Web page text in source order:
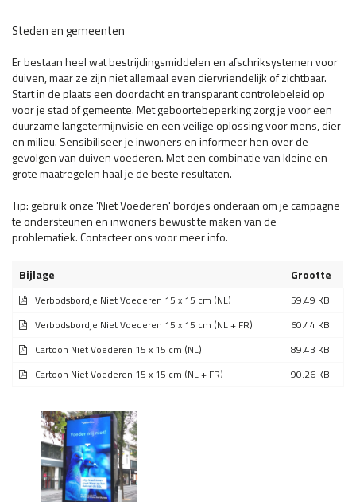
Steden en gemeenten
Er bestaan heel wat bestrijdingsmiddelen en afschriksystemen voor
duiven, maar ze zijn niet allemaal even diervriendelijk of zichtbaar.
Start in de plaats een doordacht en transparant controlebeleid op
voor je stad of gemeente. Met geboortebeperking zorg je voor een
duurzame langetermijnvisie en een veilige oplossing voor mens, dier
en milieu. Sensibiliseer je inwoners en informeer hen over de
gevolgen van duiven voederen. Met een combinatie van kleine en
grote maatregelen haal je de beste resultaten.
Tip: gebruik onze 'Niet Voederen' bordjes onderaan om je campagne
te ondersteunen en inwoners bewust te maken van de
problematiek. Contacteer ons voor meer info.
Bijlage Grootte
Verbodsbordje Niet Voederen 15 x 15 cm (NL)
59.49 KB
Verbodsbordje Niet Voederen 15 x 15 cm (NL + FR)
60.44 KB
Cartoon Niet Voederen 15 x 15 cm (NL)
89.43 KB
Cartoon Niet Voederen 15 x 15 cm (NL + FR)
90.26 KB